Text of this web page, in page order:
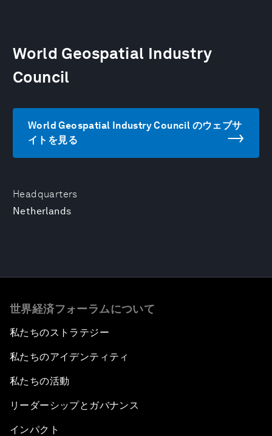
Headquarters
Netherlands
World Geospatial Industry
Council
World Geospatial Industry Council のウェブサ
イトを見る
世界経済フォーラムについて
私たちのストラテジー
私たちのアイデンティティ
私たちの活動
リーダーシップとガバナンス
インパクト